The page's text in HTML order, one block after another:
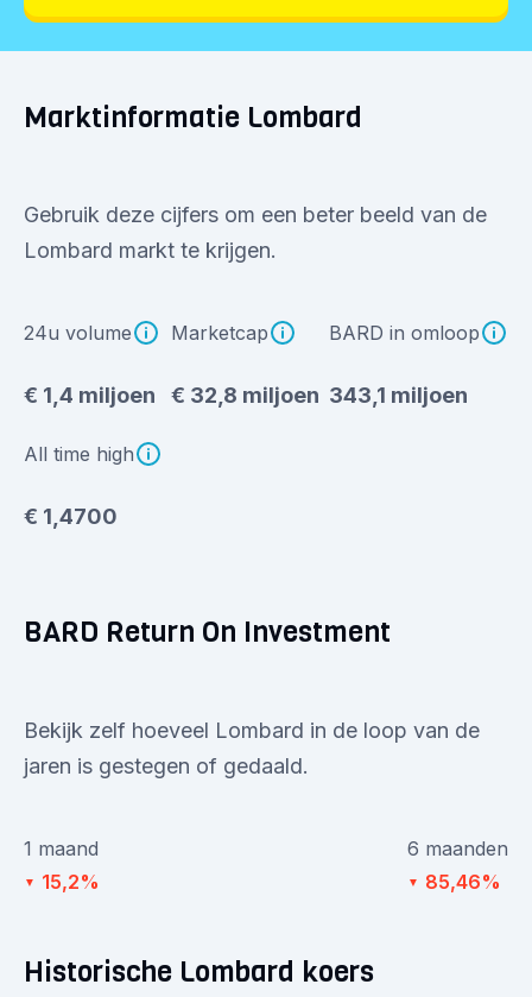
Marktinformatie Lombard
Gebruik deze cijfers om een beter beeld van de
Lombard markt te krijgen.
24u volume
€ 1,4 miljoen
Marketcap
€ 32,8 miljoen
BARD in omloop
343,1 miljoen
All time high
€ 1,4700
BARD Return On Investment
Bekijk zelf hoeveel Lombard in de loop van de
jaren is gestegen of gedaald.
1 maand
▼ 15,2%
6 maanden
▼ 85,46%
Historische Lombard koers